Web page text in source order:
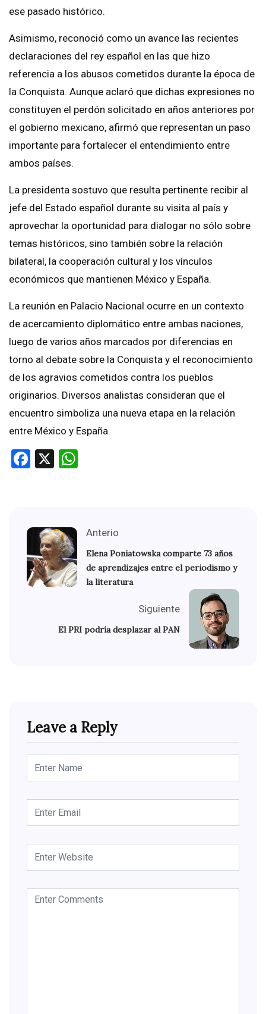
ese pasado histórico.
Asimismo, reconoció como un avance las recientes
declaraciones del rey español en las que hizo
referencia a los abusos cometidos durante la época de
la Conquista. Aunque aclaró que dichas expresiones no
constituyen el perdón solicitado en años anteriores por
el gobierno mexicano, afirmó que representan un paso
importante para fortalecer el entendimiento entre
ambos países.
La presidenta sostuvo que resulta pertinente recibir al
jefe del Estado español durante su visita al país y
aprovechar la oportunidad para dialogar no sólo sobre
temas históricos, sino también sobre la relación
bilateral, la cooperación cultural y los vínculos
económicos que mantienen México y España.
La reunión en Palacio Nacional ocurre en un contexto
de acercamiento diplomático entre ambas naciones,
luego de varios años marcados por diferencias en
torno al debate sobre la Conquista y el reconocimiento
de los agravios cometidos contra los pueblos
originarios. Diversos analistas consideran que el
encuentro simboliza una nueva etapa en la relación
entre México y España.
Facebook
X
Anterio
Elena Poniatowska comparte 73 años
de aprendizajes entre el periodismo y
la literatura
Siguiente
El PRI podría desplazar al PAN
Leave a Reply